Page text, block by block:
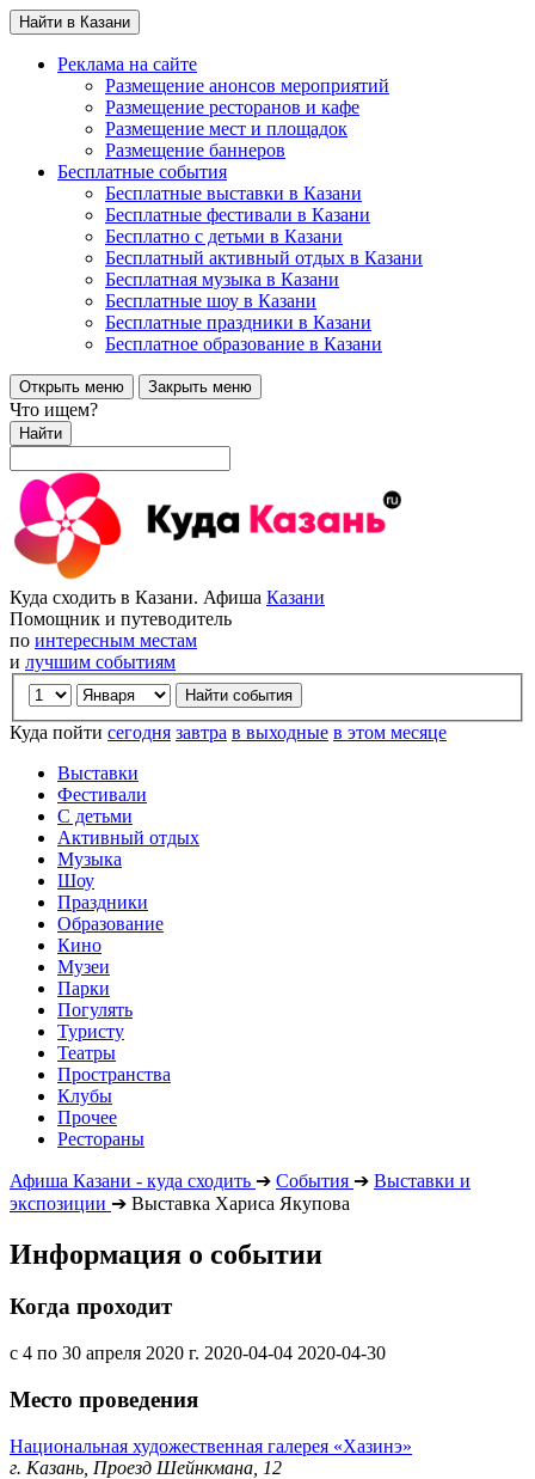
Найти в Казани
Реклама на сайте
Размещение анонсов мероприятий
Размещение ресторанов и кафе
Размещение мест и площадок
Размещение баннеров
Бесплатные события
Бесплатные выставки в Казани
Бесплатные фестивали в Казани
Бесплатно с детьми в Казани
Бесплатный активный отдых в Казани
Бесплатная музыка в Казани
Бесплатные шоу в Казани
Бесплатные праздники в Казани
Бесплатное образование в Казани
Открыть меню Закрыть меню
Что ищем?
Найти
Куда сходить в Казани. Афиша Казани
Помощник и путеводитель
по интересным местам
и лучшим событиям
Куда пойти сегодня завтра в выходные в этом месяце
Выставки
Фестивали
С детьми
Активный отдых
Музыка
Шоу
Праздники
Образование
Кино
Музеи
Парки
Погулять
Туристу
Театры
Пространства
Клубы
Прочее
Рестораны
Афиша Казани - куда сходить ➔ События ➔ Выставки и
экспозиции ➔ Выставка Хариса Якупова
Информация о событии
Когда проходит
с 4 по 30 апреля 2020 г. 2020-04-04 2020-04-30
Место проведения
Национальная художественная галерея «Хазинэ»
г. Казань, Проезд Шейнкмана, 12